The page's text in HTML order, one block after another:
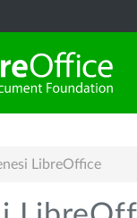
LibreOffice